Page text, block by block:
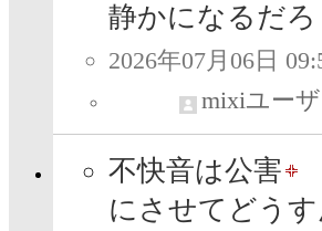
静かになるだろ
2026年07月06日
mixiユー
不快音は公害
にさせてどう